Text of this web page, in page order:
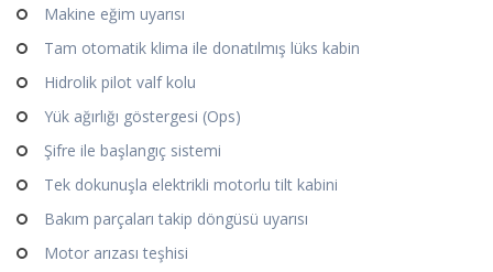
Makine eğim uyarısı
Tam otomatik klima ile donatılmış lüks kabin
Hidrolik pilot valf kolu
Yük ağırlığı göstergesi (Ops)
Şifre ile başlangıç sistemi
Tek dokunuşla elektrikli motorlu tilt kabini
Bakım parçaları takip döngüsü uyarısı
Motor arızası teşhisi